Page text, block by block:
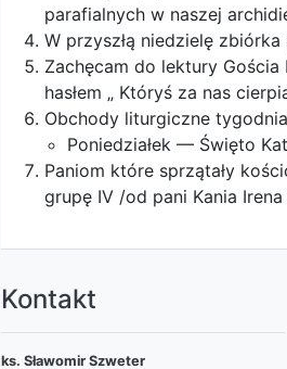
parafialnych w naszej
W przyszłą niedzielę
Zachęcam do lektury
hasłem „ Któryś za nas
Obchody liturgiczne
Poniedziałek — Święto
Paniom które sprzątały
grupę IV /od pani Kania
Kontakt
ks. Sławomir Szweter